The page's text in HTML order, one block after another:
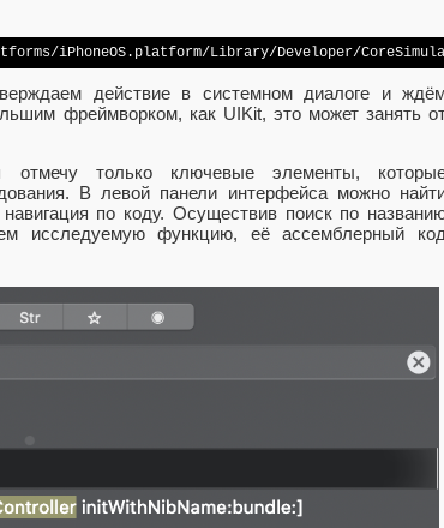
iPhoneOS.platform/Library/Developer/
действие в системном диалоге и
фреймворком, как UIKit, это может занять
только ключевые элементы,
В левой панели интерфейса можно
по коду. Осуществив поиск по
исследуемую функцию, её ассемблерный код